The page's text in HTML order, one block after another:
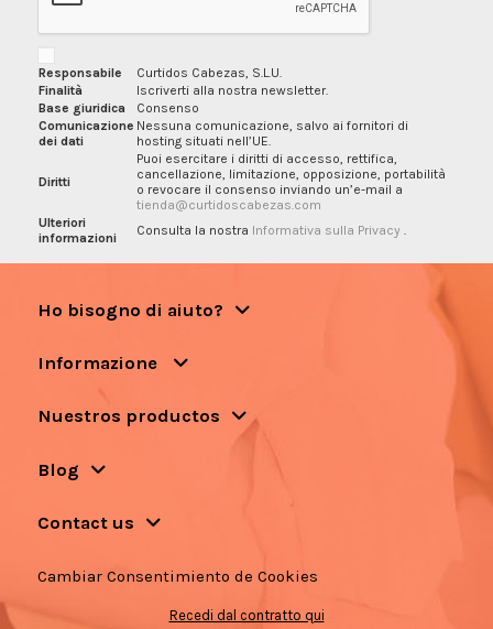
Responsabile
Curtidos Cabezas, S.L.U.
Finalità
Iscriverti alla nostra newsletter.
Base giuridica
Consenso
Comunicazione
dei dati
Nessuna comunicazione, salvo ai fornitori di
hosting situati nell’UE.
Diritti
Puoi esercitare i diritti di accesso, rettifica,
cancellazione, limitazione, opposizione, portabilità
o revocare il consenso inviando un’e-mail a
tienda@curtidoscabezas.com
Ulteriori
informazioni
Consulta la nostra Informativa sulla Privacy
Ho bisogno di aiuto?
Informazione
Nuestros productos
Blog
Contact us
Cambiar Consentimiento de Cookies
Recedi dal contratto qui